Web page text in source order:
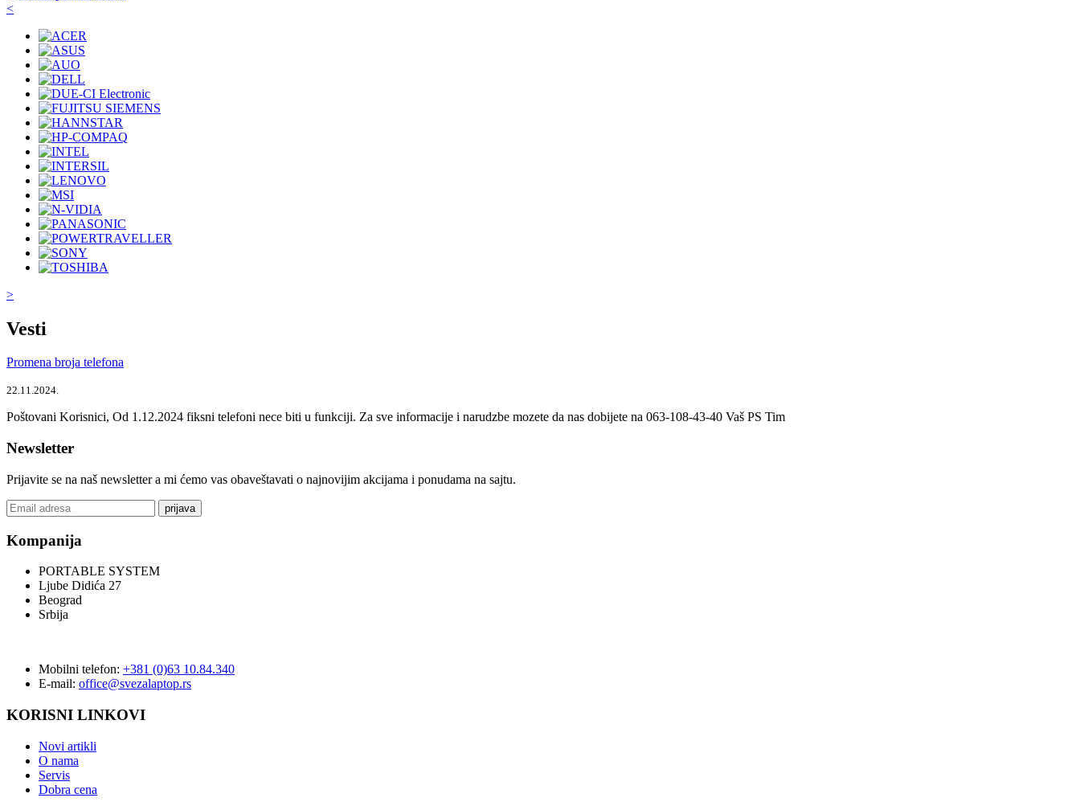
<
>
Vesti
Promena broja telefona
22.11.2024.
Poštovani Korisnici, Od 1.12.2024 fiksni telefoni nece biti u funkciji. Za sve informacije i narudzbe mozete da nas dobijete na 063-108-43-40 Vaš PS Tim
Newsletter
Prijavite se na naš newsletter a mi ćemo vas obaveštavati o najnovijim akcijama i ponudama na sajtu.
prijava
Kompanija
PORTABLE SYSTEM
Ljube Didića 27
Beograd
Srbija
Mobilni telefon: +381 (0)63 10.84.340
E-mail: office@svezalaptop.rs
KORISNI LINKOVI
Novi artikli
O nama
Servis
Dobra cena